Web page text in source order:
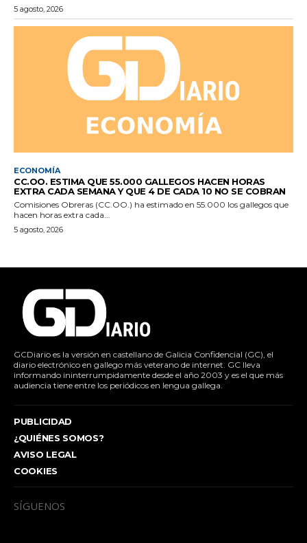
5 agosto, 2026
ECONOMÍA
CC.OO. ESTIMA QUE 55.000 GALLEGOS HACEN HORAS
EXTRA CADA SEMANA Y QUE 4 DE CADA 10 NO SE COBRAN
Comisiones Obreras (CC.OO.) ha estimado en 55.000 los gallegos que
hacen horas extra cada...
5 agosto, 2026
GCDiario es la versión en castellano de Galicia Confidencial (GC), el
diario electrónico en gallego más veterano de internet. GC lleva
informando ininterrumpidamente desde el año 2003 y es el que más
audiencia tiene entre los periódicos en lengua gallega.
PUBLICIDAD
¿QUIÉNES SOMOS?
AVISO LEGAL
COOKIES
SÍGUENOS